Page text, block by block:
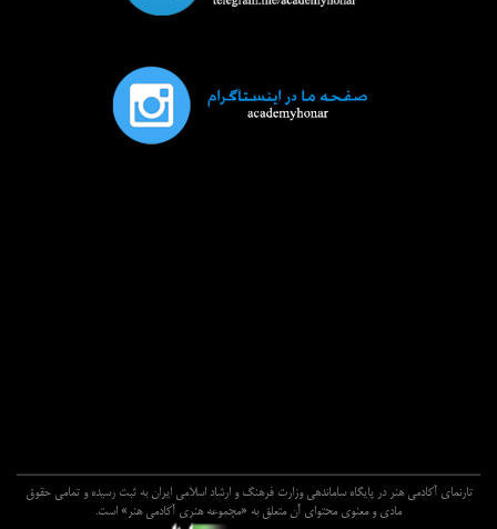
تارنماي آکادمي هنر در پايگاه ساماندهي وزارت فرهنگ و ارشاد اسلامي ايران به ثبت رسيده و تمامي حقوق
مادي و معنوي محتواي آن متعلق به «مجموعه هنري آکادمي هنر» است.